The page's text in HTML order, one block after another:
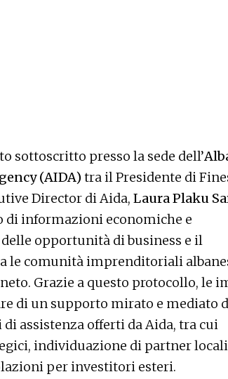
sottoscritto presso la sede dell’
(AIDA) tra il Presidente di
Director di Aida, Laura Plaku
di informazioni economiche e
opportunità di business e il
le comunità imprenditoriali
Grazie a questo protocollo, le
di un supporto mirato e mediato
assistenza offerti da Aida, tra cui
individuazione di partner
per investitori esteri.